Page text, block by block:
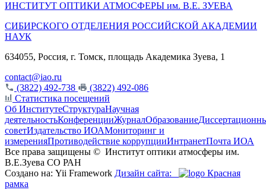
ИНСТИТУТ ОПТИКИ АТМОСФЕРЫ им. В.Е. ЗУЕВА
СИБИРСКОГО ОТДЕЛЕНИЯ РОССИЙСКОЙ АКАДЕМИИ
НАУК
634055, Россия, г. Томск, площадь Академика Зуева, 1
contact@iao.ru
(3822) 492-738
(3822) 492-086
Статистика посещений
Об ИнститутеСтруктураНаучная
деятельностьКонференцииЖурналОбразование
советИздательство ИОАМониторинг и
измеренияПротиводействие коррупцииИнтранетПочта ИОА
Все права защищены © Институт оптики атмосферы им.
В.Е.Зуева СО РАН
Создано на: Yii Framework Дизайн сайта:
Красная
рамка